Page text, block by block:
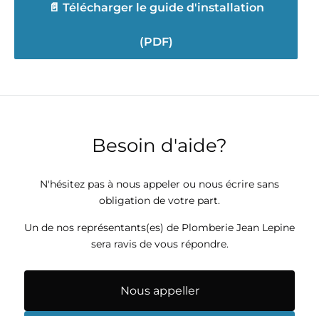
📄 Télécharger le guide d'installation
(PDF)
Besoin d'aide?
N'hésitez pas à nous appeler ou nous écrire sans
obligation de votre part.
Un de nos représentants(es) de Plomberie Jean Lepine
sera ravis de vous répondre.
Nous appeller